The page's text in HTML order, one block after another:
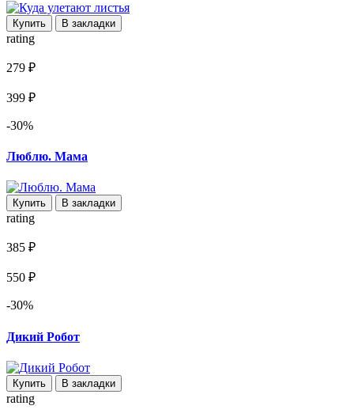
Купить В закладки
rating
279 ₽
399 ₽
-30%
Люблю. Мама
Купить В закладки
rating
385 ₽
550 ₽
-30%
Дикий Робот
Купить В закладки
rating